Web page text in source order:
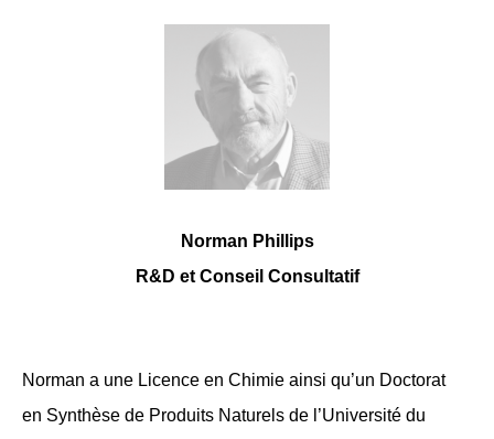
Norman Phillips
R&D et Conseil Consultatif
Norman a une Licence en Chimie ainsi qu’un Doctorat
en Synthèse de Produits Naturels de l’Université du